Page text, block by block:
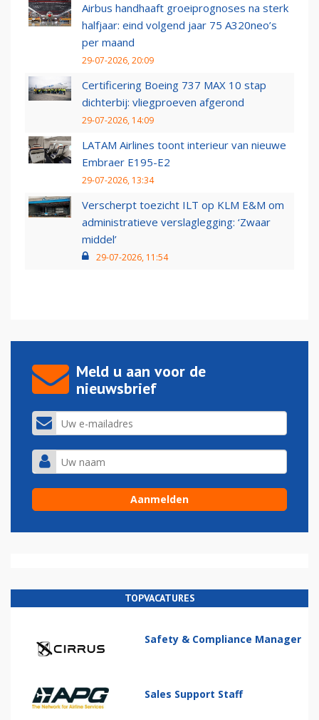
Airbus handhaaft groeiprognoses na sterk
halfjaar: eind volgend jaar 75 A320neo’s
per maand
29-07-2026, 20:09
Certificering Boeing 737 MAX 10 stap
dichterbij: vliegproeven afgerond
29-07-2026, 14:09
LATAM Airlines toont interieur van nieuwe
Embraer E195-E2
29-07-2026, 13:34
Verscherpt toezicht ILT op KLM E&M om
administratieve verslaglegging: ‘Zwaar
middel’
29-07-2026, 11:54
Meld u aan voor de
nieuwsbrief
TOPVACATURES
Safety & Compliance Manager
Sales Support Staff